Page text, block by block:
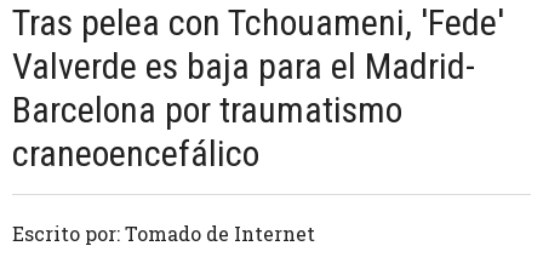
Tras pelea con Tchouameni, 'Fede'
Valverde es baja para el Madrid-
Barcelona por traumatismo
craneoencefálico
Escrito por: Tomado de Internet